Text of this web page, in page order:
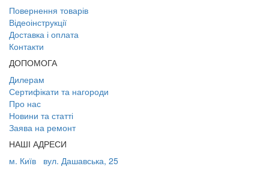
Повернення товарів
Відеоінструкції
Доставка і оплата
Контакти
ДОПОМОГА
Дилерам
Сертифікати та нагороди
Про нас
Новини та статті
Заява на ремонт
НАШІ АДРЕСИ
м. Київ
вул. Дашавська, 25